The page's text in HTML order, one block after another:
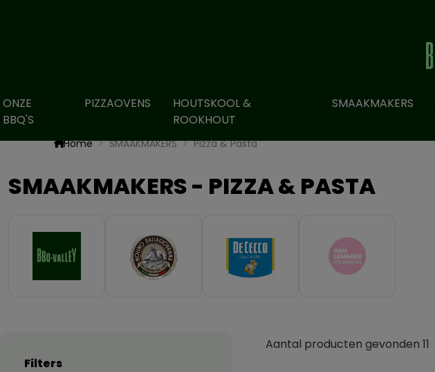
ONZE
BBQ'S
PIZZAOVENS
HOUTSKOOL &
ROOKHOUT
SMAAKMAKERS
Home SMAAKMAKERS Pizza & Pasta
SMAAKMAKERS - PIZZA & PASTA
Filters
Aantal producten gevonden 11